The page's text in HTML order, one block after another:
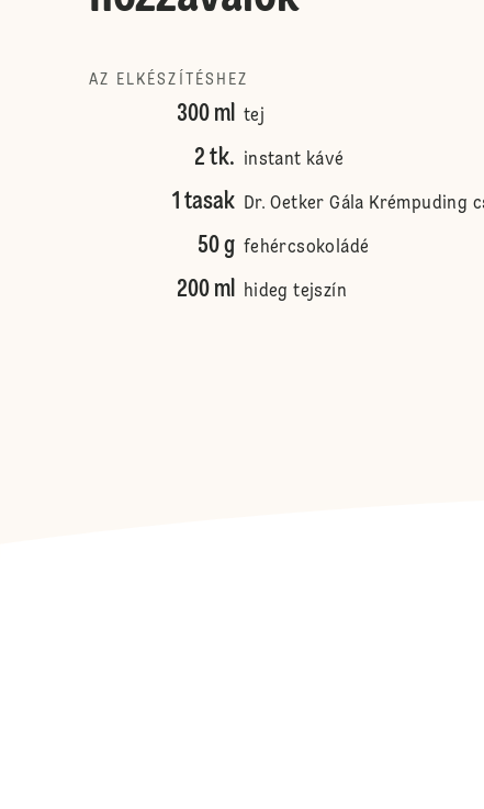
AZ ELKÉSZÍTÉSHEZ
300 ml tej
2 tk. instant kávé
1 tasak Dr. Oetker Gála Krémpuding
50 g fehércsokoládé
200 ml hideg tejszín